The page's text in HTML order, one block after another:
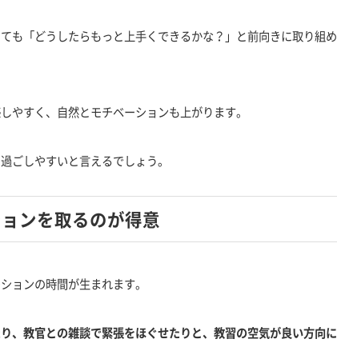
も「どうしたらもっと上手くできるかな？」と前向きに取り組め
すく、自然とモチベーションも上がります。
ごしやすいと言えるでしょう。
ンを取るのが得意
ョンの時間が生まれます。
、教官との雑談で緊張をほぐせたりと、教習の空気が良い方向に